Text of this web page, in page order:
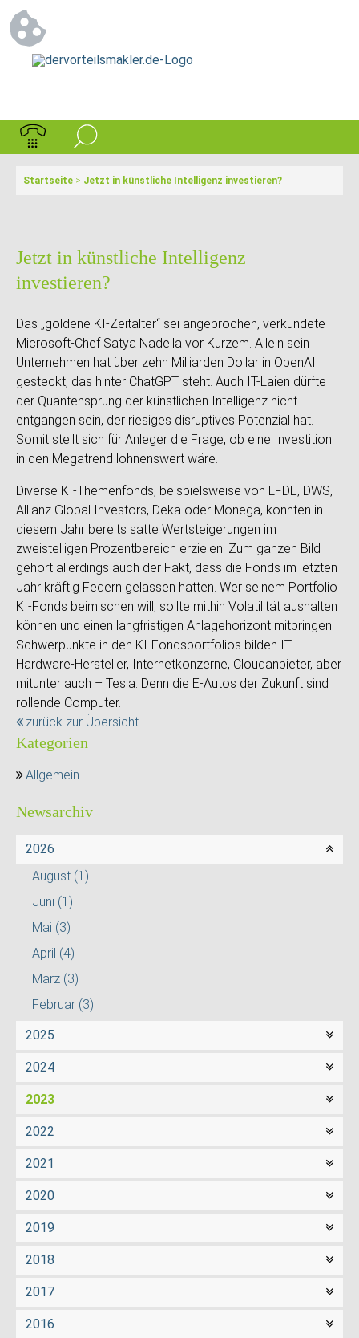
Startseite > Jetzt in künstliche Intelligenz investieren?
Jetzt in künstliche Intelligenz
investieren?
Das „goldene KI-Zeitalter“ sei angebrochen, verkündete
Microsoft-Chef Satya Nadella vor Kurzem. Allein sein
Unternehmen hat über zehn Milliarden Dollar in OpenAI
gesteckt, das hinter ChatGPT steht. Auch IT-Laien dürfte
der Quantensprung der künstlichen Intelligenz nicht
entgangen sein, der riesiges disruptives Potenzial hat.
Somit stellt sich für Anleger die Frage, ob eine Investition
in den Megatrend lohnenswert wäre.
Diverse KI-Themenfonds, beispielsweise von LFDE, DWS,
Allianz Global Investors, Deka oder Monega, konnten in
diesem Jahr bereits satte Wertsteigerungen im
zweistelligen Prozentbereich erzielen. Zum ganzen Bild
gehört allerdings auch der Fakt, dass die Fonds im letzten
Jahr kräftig Federn gelassen hatten. Wer seinem Portfolio
KI-Fonds beimischen will, sollte mithin Volatilität aushalten
können und einen langfristigen Anlagehorizont mitbringen.
Schwerpunkte in den KI-Fondsportfolios bilden IT-
Hardware-Hersteller, Internetkonzerne, Cloudanbieter, aber
mitunter auch – Tesla. Denn die E-Autos der Zukunft sind
rollende Computer.
zurück zur Übersicht
Kategorien
Allgemein
Newsarchiv
2026
August (1)
Juni (1)
Mai (3)
April (4)
März (3)
Februar (3)
2025
2024
2023
2022
2021
2020
2019
2018
2017
2016